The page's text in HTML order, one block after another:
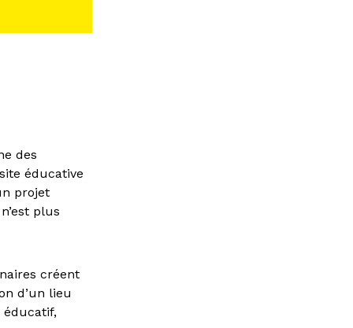
des
éducative
projet
plus
créent
d’un lieu
éducatif,